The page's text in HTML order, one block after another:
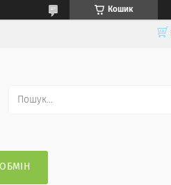
Кошик